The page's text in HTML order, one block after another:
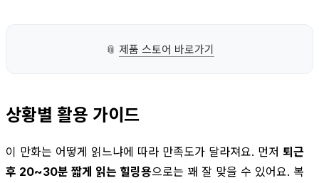
📎 제품 스토어 바로가기
상황별 활용 가이드
이 만화는 어떻게 읽느냐에 따라 만족도가 달라져요. 먼저 퇴근
후 20~30분 짧게 읽는 힐링용으로는 꽤 잘 맞을 수 있어요. 복